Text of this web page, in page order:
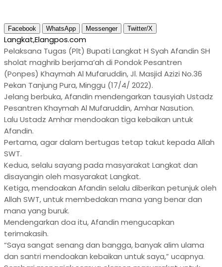
Facebook WhatsApp Messenger Twitter/X
Langkat,Elangpos.com
Pelaksana Tugas (Plt) Bupati Langkat H Syah Afandin SH
sholat maghrib berjama’ah di Pondok Pesantren
(Ponpes) Khaymah Al Mufaruddin, Jl. Masjid Azizi No.36
Pekan Tanjung Pura, Minggu (17/4/ 2022).
Jelang berbuka, Afandin mendengarkan tausyiah Ustadz
Pesantren Khaymah Al Mufaruddin, Amhar Nasution.
Lalu Ustadz Amhar mendoakan tiga kebaikan untuk
Afandin.
Pertama, agar dalam bertugas tetap takut kepada Allah
SWT.
Kedua, selalu sayang pada masyarakat Langkat dan
disayangin oleh masyarakat Langkat.
Ketiga, mendoakan Afandin selalu diberikan petunjuk oleh
Allah SWT, untuk membedakan mana yang benar dan
mana yang buruk.
Mendengarkan doa itu, Afandin mengucapkan
terimakasih.
“Saya sangat senang dan bangga, banyak alim ulama
dan santri mendoakan kebaikan untuk saya,” ucapnya.